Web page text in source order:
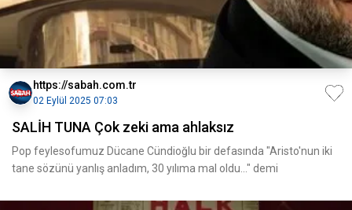
https://sabah.com.tr
02 Eylül 2025 07:03
SALİH TUNA Çok zeki ama ahlaksız
Pop feylesofumuz Dücane Cündioğlu bir defasında "Aristo'nun iki
tane sözünü yanlış anladım, 30 yılıma mal oldu..." demi